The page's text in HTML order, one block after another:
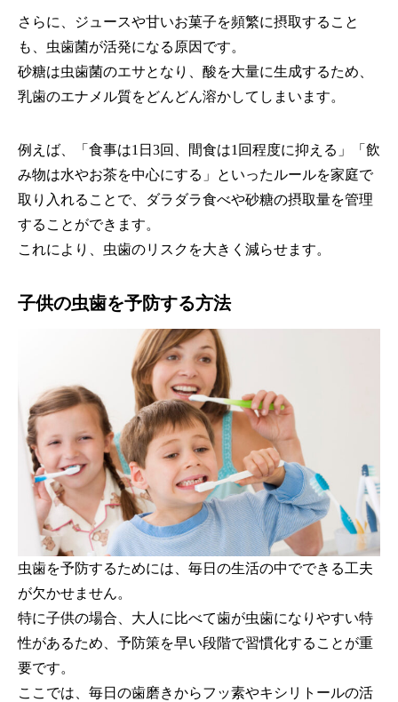
さらに、ジュースや甘いお菓子を頻繁に摂取すること
も、虫歯菌が活発になる原因です。
砂糖は虫歯菌のエサとなり、酸を大量に生成するため、
乳歯のエナメル質をどんどん溶かしてしまいます。
例えば、「食事は1日3回、間食は1回程度に抑える」「飲
み物は水やお茶を中心にする」といったルールを家庭で
取り入れることで、ダラダラ食べや砂糖の摂取量を管理
することができます。
これにより、虫歯のリスクを大きく減らせます。
子供の虫歯を予防する方法
虫歯を予防するためには、毎日の生活の中でできる工夫
が欠かせません。
特に子供の場合、大人に比べて歯が虫歯になりやすい特
性があるため、予防策を早い段階で習慣化することが重
要です。
ここでは、毎日の歯磨きからフッ素やキシリトールの活